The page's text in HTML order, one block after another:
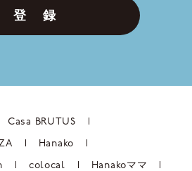
登 録
Casa BRUTUS
Hanako
colocal Hanakoママ